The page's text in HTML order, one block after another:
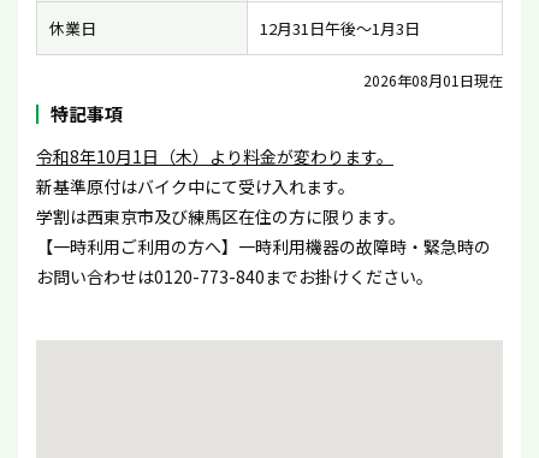
休業日 12月31日午後〜1月3日
2026年08月01日現在
特記事項
令和8年10月1日（木）より料金が変わります。
新基準原付はバイク中にて受け入れます。
学割は西東京市及び練馬区在住の方に限ります。
【一時利用ご利用の方へ】一時利用機器の故障時・緊急時の
お問い合わせは0120-773-840までお掛けください。